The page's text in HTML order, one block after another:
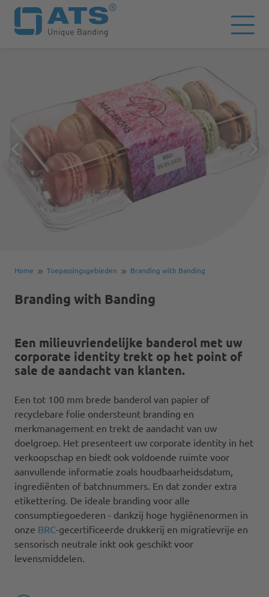
Home Toepassingsgebieden Branding with Banding
Branding with Banding
Een milieuvriendelijke banderol met uw
corporate identity trekt op het point of
sale de aandacht van klanten.
Een tot 100 mm brede banderol van papier of
recyclebare folie ondersteunt branding en
merkmanagement en trekt de aandacht van uw
doelgroep. Het presenteert uw corporate identity in het
verkoopschap en biedt ook voldoende ruimte voor
aanvullende informatie zoals houdbaarheidsdatum,
ingrediënten of batchnummers. En dat zonder extra
etikettering. De ideale branding voor alle
consumptiegoederen - dankzij hoge hygiënenormen in
onze BRC-gecertificeerde drukkerij en migratievrije en
sensorisch neutrale inkt ook geschikt voor
levensmiddelen.